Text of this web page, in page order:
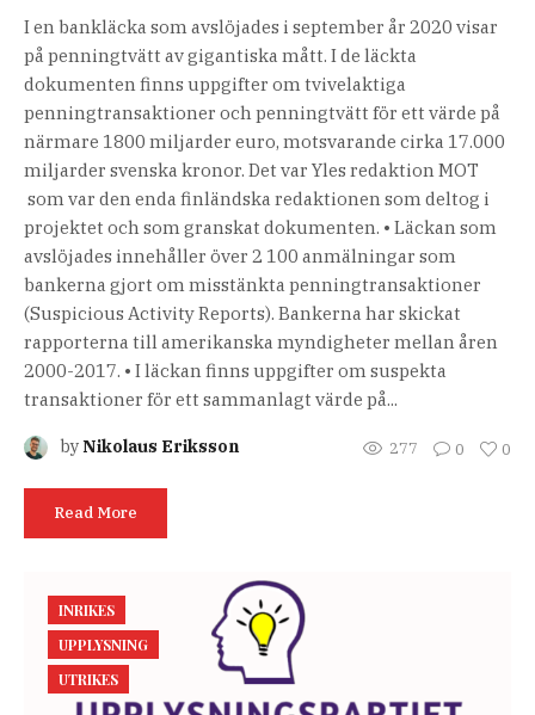
I en bankläcka som avslöjades i september år 2020 visar
på penningtvätt av gigantiska mått. I de läckta
dokumenten finns uppgifter om tvivelaktiga
penningtransaktioner och penningtvätt för ett värde på
närmare 1800 miljarder euro, motsvarande cirka 17.000
miljarder svenska kronor. Det var Yles redaktion MOT
som var den enda finländska redaktionen som deltog i
projektet och som granskat dokumenten. • Läckan som
avslöjades innehåller över 2 100 anmälningar som
bankerna gjort om misstänkta penningtransaktioner
(Suspicious Activity Reports). Bankerna har skickat
rapporterna till amerikanska myndigheter mellan åren
2000-2017. • I läckan finns uppgifter om suspekta
transaktioner för ett sammanlagt värde på...
byNikolaus Eriksson 277 0 0
Read More
INRIKES
UPPLYSNING
UTRIKES